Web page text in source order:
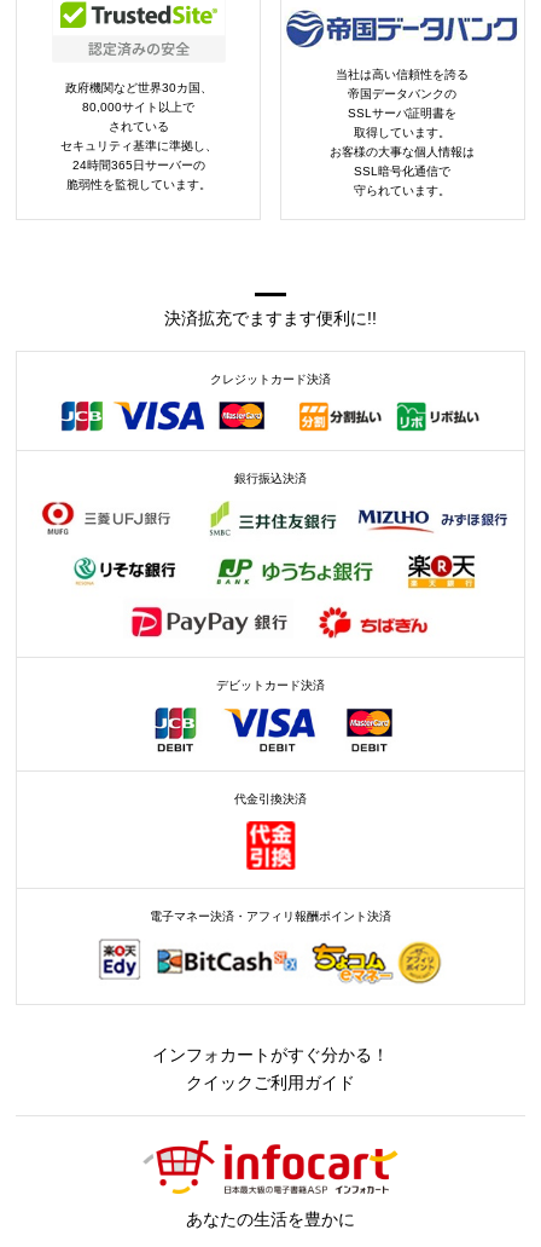
政府機関など世界30カ国、
80,000サイト以上で
されている
セキュリティ基準に準拠し、
24時間365日サーバーの
脆弱性を監視しています。
当社は高い信頼性を誇る
帝国データバンクの
SSLサーバ証明書を
取得しています。
お客様の大事な個人情報は
SSL暗号化通信で
守られています。
決済拡充でますます便利に!!
クレジットカード決済
銀行振込決済
デビットカード決済
代金引換決済
電子マネー決済・アフィリ報酬ポイント決済
インフォカートがすぐ分かる！
クイックご利用ガイド
あなたの生活を豊かに